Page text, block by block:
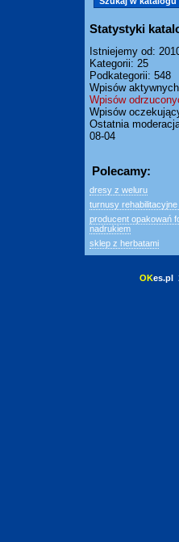
Statystyki
Istniejemy od:
Kategorii: 25
Podkategorii: 548
Wpisów
Wpisów
Wpisów
Ostatnia
08-04
Polecamy:
dresy z weluru
turnusy
producent opakowań
nadrukiem
sklep z herbatami
OKes.pl